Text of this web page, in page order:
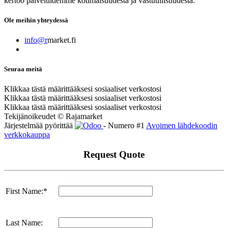
Ole meihin yhteydessä
info@rmarket.fi
Seuraa meitä
Klikkaa tästä määrittääksesi sosiaaliset verkostosi
Klikkaa tästä määrittääksesi sosiaaliset verkostosi
Klikkaa tästä määrittääksesi sosiaaliset verkostosi
Tekijänoikeudet © Rajamarket
Järjestelmää pyörittää
- Numero #1 Avoimen lähdekoodin
verkkokauppa
Request Quote
First Name:*
Last Name: